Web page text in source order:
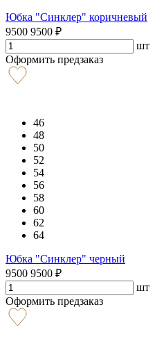
Юбка "Синклер" коричневый
9500 9500 ₽
шт
Оформить предзаказ
46
48
50
52
54
56
58
60
62
64
Юбка "Синклер" черный
9500 9500 ₽
шт
Оформить предзаказ